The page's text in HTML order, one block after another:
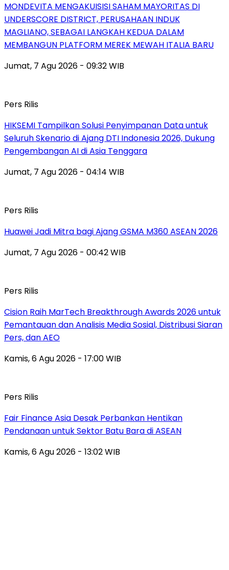
MONDEVITA MENGAKUISISI SAHAM MAYORITAS DI
UNDERSCORE DISTRICT, PERUSAHAAN INDUK
MAGLIANO, SEBAGAI LANGKAH KEDUA DALAM
MEMBANGUN PLATFORM MEREK MEWAH ITALIA BARU
Jumat, 7 Agu 2026 - 09:32 WIB
Pers Rilis
HIKSEMI Tampilkan Solusi Penyimpanan Data untuk
Seluruh Skenario di Ajang DTI Indonesia 2026, Dukung
Pengembangan AI di Asia Tenggara
Jumat, 7 Agu 2026 - 04:14 WIB
Pers Rilis
Huawei Jadi Mitra bagi Ajang GSMA M360 ASEAN 2026
Jumat, 7 Agu 2026 - 00:42 WIB
Pers Rilis
Cision Raih MarTech Breakthrough Awards 2026 untuk
Pemantauan dan Analisis Media Sosial, Distribusi Siaran
Pers, dan AEO
Kamis, 6 Agu 2026 - 17:00 WIB
Pers Rilis
Fair Finance Asia Desak Perbankan Hentikan
Pendanaan untuk Sektor Batu Bara di ASEAN
Kamis, 6 Agu 2026 - 13:02 WIB